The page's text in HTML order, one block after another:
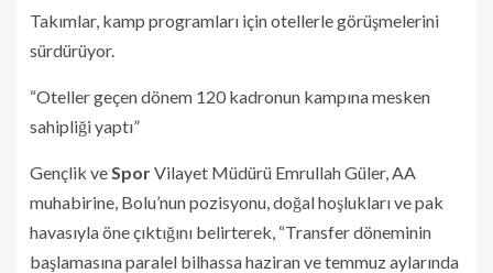
Takımlar, kamp programları için otellerle görüşmelerini
sürdürüyor.
“Oteller geçen dönem 120 kadronun kampına mesken
sahipliği yaptı”
Gençlik veSporVilayet Müdürü Emrullah Güler, AA
muhabirine, Bolu’nun pozisyonu, doğal hoşlukları ve pak
havasıyla öne çıktığını belirterek, “Transfer döneminin
başlamasına paralel bilhassa haziran ve temmuz aylarında